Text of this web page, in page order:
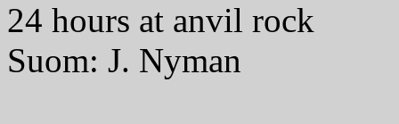
24 hours at anvil rock
Suom: J. Nyman